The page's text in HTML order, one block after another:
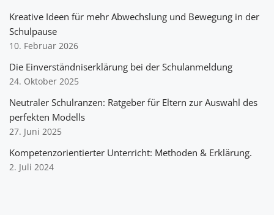
Kreative Ideen für mehr Abwechslung und Bewegung in der
Schulpause
10. Februar 2026
Die Einverständniserklärung bei der Schulanmeldung
24. Oktober 2025
Neutraler Schulranzen: Ratgeber für Eltern zur Auswahl des
perfekten Modells
27. Juni 2025
Kompetenzorientierter Unterricht: Methoden & Erklärung.
2. Juli 2024